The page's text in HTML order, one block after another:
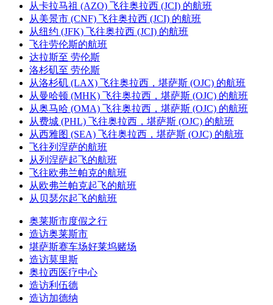
从卡拉马祖 (AZO) 飞往奥拉西 (JCI) 的航班
从美景市 (CNF) 飞往奥拉西 (JCI) 的航班
从纽约 (JFK) 飞往奥拉西 (JCI) 的航班
飞往劳伦斯的航班
达拉斯至 劳伦斯
洛杉矶至 劳伦斯
从洛杉矶 (LAX) 飞往奥拉西，堪萨斯 (OJC) 的航班
从曼哈顿 (MHK) 飞往奥拉西，堪萨斯 (OJC) 的航班
从奥马哈 (OMA) 飞往奥拉西，堪萨斯 (OJC) 的航班
从费城 (PHL) 飞往奥拉西，堪萨斯 (OJC) 的航班
从西雅图 (SEA) 飞往奥拉西，堪萨斯 (OJC) 的航班
飞往列涅萨的航班
从列涅萨起飞的航班
飞往欧弗兰帕克的航班
从欧弗兰帕克起飞的航班
从贝瑟尔起飞的航班
奥莱斯市度假之行
造访奥莱斯市
堪萨斯赛车场好莱坞赌场
造访莫里斯
奥拉西医疗中心
造访利伍德
造访加德纳